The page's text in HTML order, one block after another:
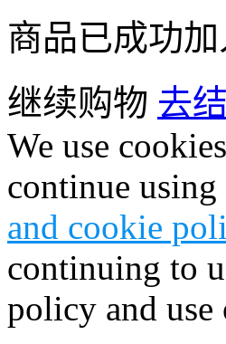
商品已成功
继续购物 去
We use
continue
and cookie
continuing to
policy and use